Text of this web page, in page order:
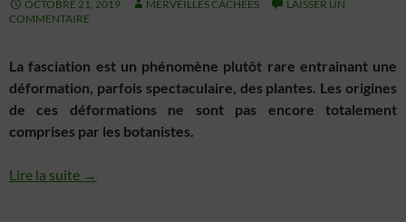
OCTOBRE 21, 2019 MERVEILLES CACHÉES
LAISSER UN
COMMENTAIRE
La fasciation est un phénomène plutôt rare entrainant une
déformation, parfois spectaculaire, des plantes. Les origines
de ces déformations ne sont pas encore totalement
comprises par les botanistes.
Lire la suite →